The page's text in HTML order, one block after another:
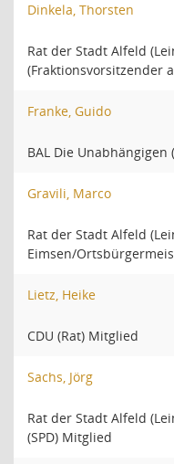
Dinkela, Thorsten
Rat der Stadt Alfeld
(Fraktionsvorsitzender
Franke, Guido
BAL Die Unabhängigen
Gravili, Marco
Rat der Stadt Alfeld
Eimsen/
Lietz, Heike
CDU (Rat) Mitglied
Sachs, Jörg
Rat der Stadt Alfeld
(SPD) Mitglied